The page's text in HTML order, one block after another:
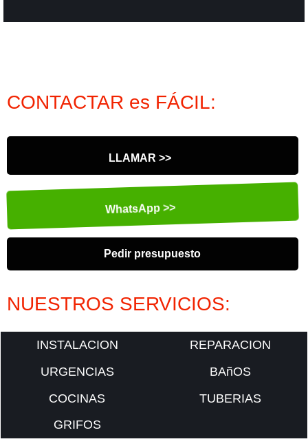
CONTACTAR es FÁCIL:
LLAMAR >>
WhatsApp >>
Pedir presupuesto
NUESTROS SERVICIOS:
INSTALACION
REPARACION
URGENCIAS
BAñOS
COCINAS
TUBERIAS
GRIFOS